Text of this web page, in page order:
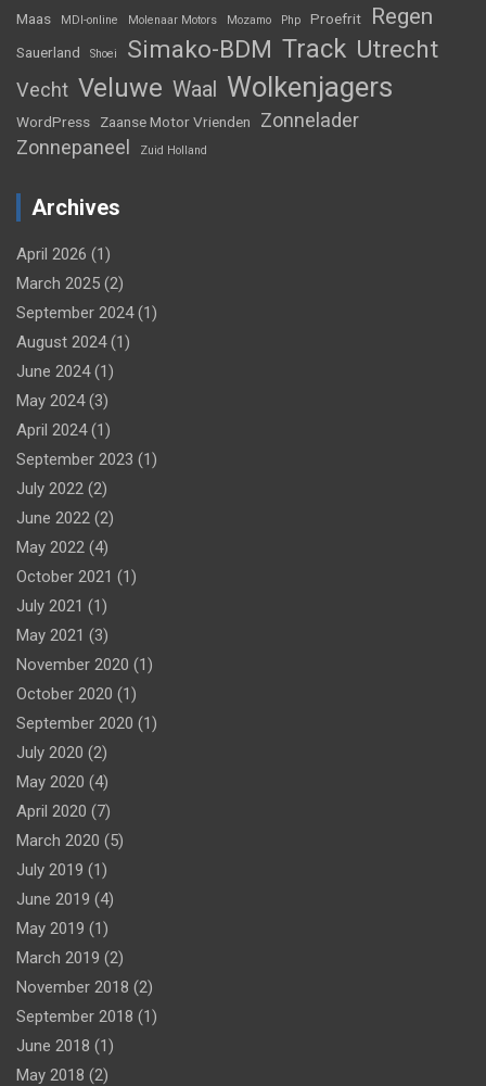
Maas MDI-online Molenaar Motors Mozamo Php Proefrit Regen
Sauerland Shoei Simako-BDM Track Utrecht
Vecht Veluwe Waal Wolkenjagers
WordPress Zaanse Motor Vrienden
Zonnelader
Zonnepaneel
Zuid Holland
Archives
April 2026 (1)
March 2025 (2)
September 2024(1)
August 2024(1)
June 2024(1)
May 2024(3)
April 2024(1)
September 2023 (1)
July 2022 (2)
June 2022 (2)
May 2022 (4)
October 2021 (1)
July 2021 (1)
May 2021 (3)
November 2020 (1)
October 2020 (1)
September 2020 (1)
July 2020 (2)
May 2020 (4)
April 2020 (7)
March 2020 (5)
July 2019 (1)
June 2019 (4)
May 2019 (1)
March 2019 (2)
November 2018 (2)
September 2018 (1)
June 2018 (1)
May 2018 (2)